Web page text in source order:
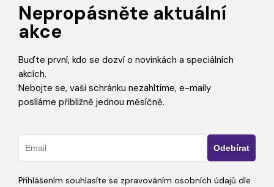
Nepropásněte aktuální
akce
Buďte první, kdo se dozví o novinkách a speciálních
akcích.
Nebojte se, vaši schránku nezahltíme, e-maily
posíláme přibližně jednou měsíčně.
Přihlášením souhlasíte se zpravováním osobních údajů dle